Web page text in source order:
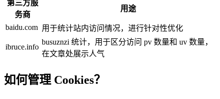
第三方服
务商
用途
baidu.com 用于统计站内访问情况，进行针对性优化
ibruce.info
busuznzi 统计，用于区分访问 pv 数量和 uv 数量，
在文章处展示人气
如何管理 Cookies？